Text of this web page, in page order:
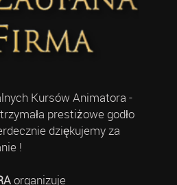
Kursów Animatora -
prestiżowe godło
dziękujemy za
!
organizuje